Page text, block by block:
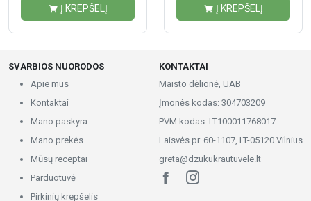
Į KREPŠELĮ Į KREPŠELĮ
SVARBIOS NUORODOS
Apie mus
Kontaktai
Mano paskyra
Mano prekės
Mūsų receptai
Parduotuvė
Pirkinių krepšelis
KONTAKTAI
Maisto dėlionė, UAB
Įmonės kodas: 304703209
PVM kodas: LT100011768017
Laisvės pr. 60-1107, LT-05120 Vilnius
greta@dzukukrautuvele.lt